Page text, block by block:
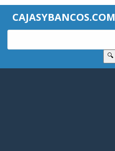
CAJASYBANCOS.COM
🔍